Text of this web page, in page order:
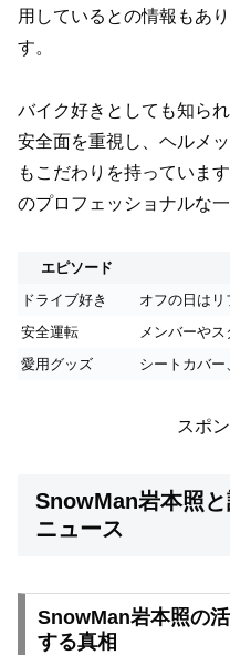
用しているとの情報もあ
す。
バイク好きとしても知ら
安全面を重視し、ヘルメ
もこだわりを持っていま
のプロフェッショナルな
エピソード
ドライブ好き
オフの日は
安全運転
メンバーや
愛用グッズ
シートカバー
スポ
SnowMan岩本照と
ニュース
SnowMan岩本照の
する真相